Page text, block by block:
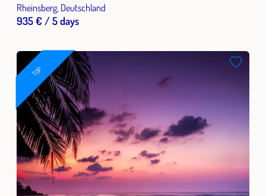
Rheinsberg, Deutschland
935 € / 5 days
TOP